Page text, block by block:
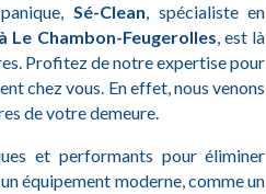
Sé-Clean, spécialiste en
Chambon-Feugerolles, est là
Profitez de notre expertise pour
chez vous. En effet, nous venons
de votre demeure.
et performants pour éliminer
équipement moderne, comme un